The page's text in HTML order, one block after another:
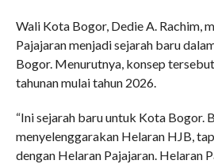
Wali Kota Bogor, Dedie A. Rachim,
Pajajaran menjadi sejarah baru
Bogor. Menurutnya, konsep
tahunan mulai tahun 2026.
“Ini sejarah baru untuk Kota Bogor.
menyelenggarakan Helaran HJB,
dengan Helaran Pajajaran. Helaran